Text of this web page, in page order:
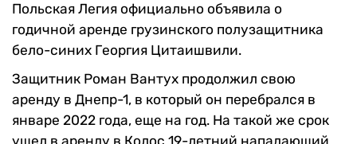
Польская Легия официально объявила о
годичной аренде грузинского полузащитника
бело-синих Георгия Цитаишвили.
Защитник Роман Вантух продолжил свою
аренду в Днепр-1, в который он перебрался в
январе 2022 года, еще на год. На такой же срок